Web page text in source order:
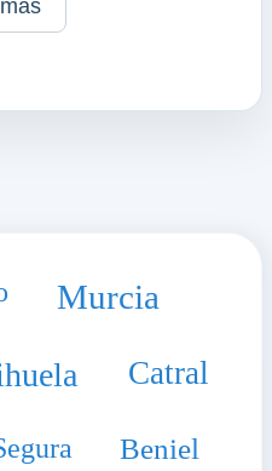
Murcia
Catral
Beniel